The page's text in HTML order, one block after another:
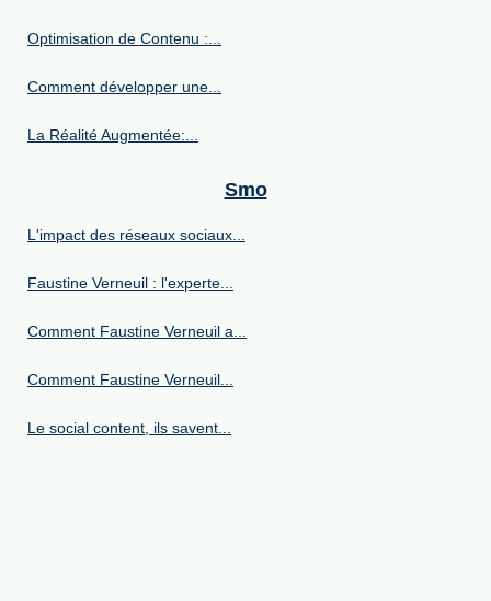
Optimisation de Contenu :...
Comment développer une...
La Réalité Augmentée:...
Smo
L'impact des réseaux sociaux...
Faustine Verneuil : l'experte...
Comment Faustine Verneuil a...
Comment Faustine Verneuil...
Le social content, ils savent...